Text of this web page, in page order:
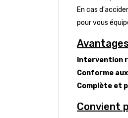
En cas
pour vous
Avantages
Intervention
Conforme
Complète et
Convient